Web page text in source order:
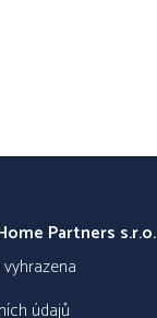
Partners s.r.o.
údajů